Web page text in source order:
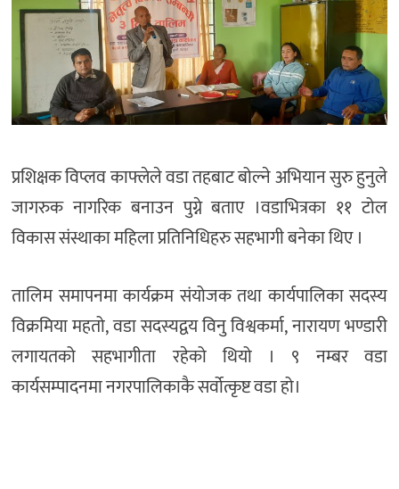
प्रशिक्षक विप्लव काफ्लेले वडा तहबाट बोल्ने अभियान सुरु हुनुले
जागरुक नागरिक बनाउन पुग्ने बताए ।वडाभित्रका ११ टोल
विकास संस्थाका महिला प्रतिनिधिहरु सहभागी बनेका थिए ।
तालिम समापनमा कार्यक्रम संयोजक तथा कार्यपालिका सदस्य
विक्रमिया महतो, वडा सदस्यद्वय विनु विश्वकर्मा, नारायण भण्डारी
लगायतको सहभागीता रहेको थियो । ९ नम्बर वडा
कार्यसम्पादनमा नगरपालिकाकै सर्वोत्कृष्ट वडा हो।